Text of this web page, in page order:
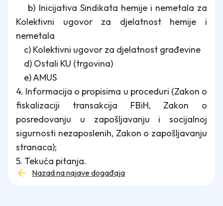
b) Inicijativa Sindikata hemije i nemetala za
Kolektivni ugovor za djelatnost hemije i
nemetala
c) Kolektivni ugovor za djelatnost građevine
d) Ostali KU (trgovina)
e) AMUS
4. Informacija o propisima u proceduri (Zakon o
fiskalizaciji transakcija FBiH, Zakon o
posredovanju u zapošljavanju i socijalnoj
sigurnosti nezaposlenih, Zakon o zapošljavanju
stranaca);
5. Tekuća pitanja.
Nazad na najave događaja